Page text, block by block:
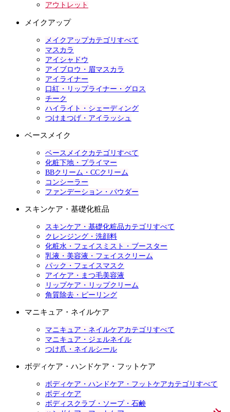
アウトレット
メイクアップ
メイクアップカテゴリすべて
マスカラ
アイシャドウ
アイブロウ・眉マスカラ
アイライナー
口紅・リップライナー・グロス
チーク
ハイライト・シェーディング
つけまつげ・アイラッシュ
ベースメイク
ベースメイクカテゴリすべて
化粧下地・プライマー
BBクリーム・CCクリーム
コンシーラー
ファンデーション・パウダー
スキンケア・基礎化粧品
スキンケア・基礎化粧品カテゴリすべて
クレンジング・洗顔料
化粧水・フェイスミスト・ブースター
乳液・美容液・フェイスクリーム
パック・フェイスマスク
アイケア・まつ毛美容液
リップケア・リップクリーム
角質除去・ピーリング
マニキュア・ネイルケア
マニキュア・ネイルケアカテゴリすべて
マニキュア・ジェルネイル
つけ爪・ネイルシール
ボディケア・ハンドケア・フットケア
ボディケア・ハンドケア・フットケアカテゴリすべて
ボディケア
ボディスクラブ・ソープ・石鹸